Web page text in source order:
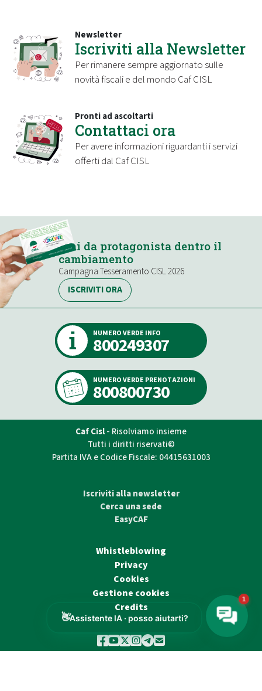
Newsletter
Iscriviti alla Newsletter
Per rimanere sempre aggiornato sulle
novità fiscali e del mondo Caf CISL
Pronti ad ascoltarti
Contattaci ora
Per avere informazioni riguardanti i servizi
offerti dal Caf CISL
Stai da protagonista dentro il
cambiamento
Campagna Tesseramento CISL 2026
ISCRIVITI ORA
NUMERO VERDE INFO
800249307
NUMERO VERDE PRENOTAZIONI
800800730
Caf Cisl- Risolviamo insieme
Tutti i diritti riservati©
Partita IVA e Codice Fiscale: 04415631003
Iscriviti alla newsletter
Cerca una sede
EasyCAF
Whistleblowing
Privacy
Cookies
Gestione cookies
Credits